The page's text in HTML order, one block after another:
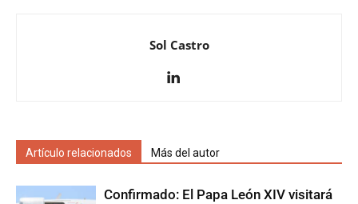
Sol Castro
Artículo relacionados Más del autor
Confirmado: El Papa León XIV visitará